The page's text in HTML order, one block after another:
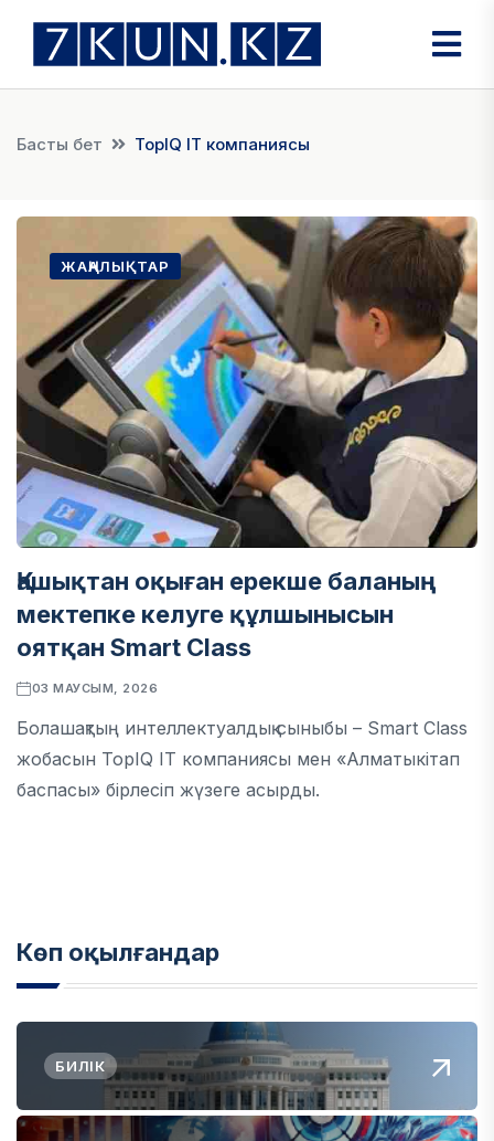
Басты бет TopIQ IT компаниясы
ЖАҢАЛЫҚТАР
Қашықтан оқыған ерекше баланың
мектепке келуге құлшынысын
оятқан Smart Class
03 МАУСЫМ, 2026
Болашақтың интеллектуалдық сыныбы – Smart Class
жобасын TopIQ IT компаниясы мен «Алматыкітап
баспасы» бірлесіп жүзеге асырды.
Көп оқылғандар
БИЛІК